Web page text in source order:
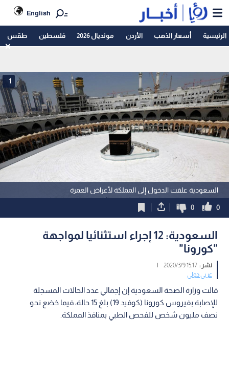
English
الرئيسية أسعار الذهب الأردن مونديال 2026 فلسطين طقس
السعودية علقت الدخول إلى المملكة لأغراض العمرة
1
0
0
السعودية: 12 إجراء استثنائيا لمواجهة
"كورونا"
نشر :15:17 2020/3/9
|
عربي دولي
قالت وزارة الصحة السعودية إن إجمالي عدد الحالات المسجلة
للإصابة بفيروس كورونا (كوفيد 19) بلغ 15 حالة، فيما خضع نحو
نصف مليون شخص للفحص الطبي بمنافذ المملكة.